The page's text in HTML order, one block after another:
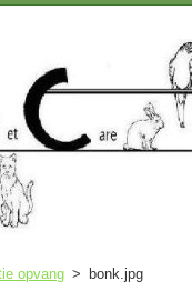
opvang > bonk.jpg